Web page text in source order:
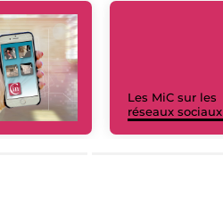
Les MiC sur les
réseaux sociaux